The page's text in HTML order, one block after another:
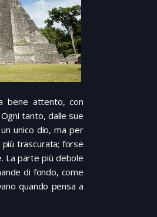
bene attento, con
tanto, dalle sue
unico dio, ma per
più trascurata; forse
La parte più debole
di fondo, come
quando pensa a